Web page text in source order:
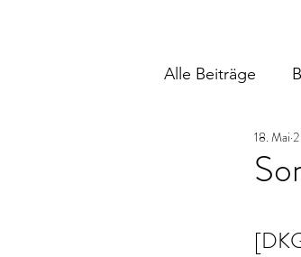
Alle Beiträge
18. Mai